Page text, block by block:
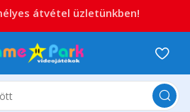
átvétel üzletünkben!